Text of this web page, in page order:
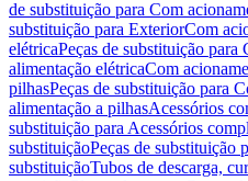
de substituição para Com
substituição para ExteriorCom
elétricaPeças de substituição
alimentação elétricaCom
pilhasPeças de substituição para
alimentação a pilhasAcessórios
substituição para Acessórios
substituiçãoPeças de substituição
substituiçãoTubos de descarga,